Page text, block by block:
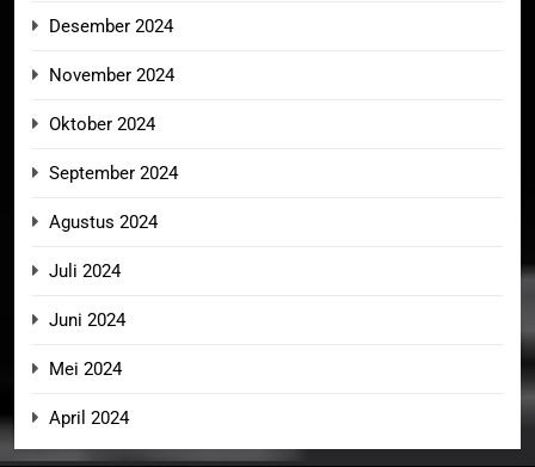
Desember 2024
November 2024
Oktober 2024
September 2024
Agustus 2024
Juli 2024
Juni 2024
Mei 2024
April 2024